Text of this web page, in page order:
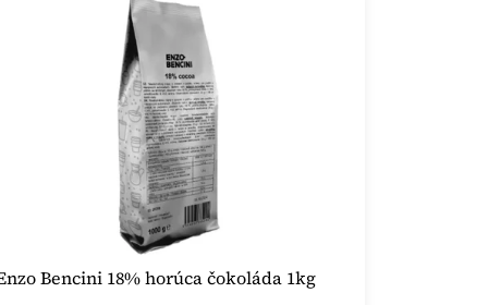
Bencini 18% horúca čokoláda 1kg